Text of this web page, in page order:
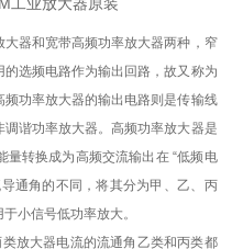
器和宽带高频功率放大器两种，窄
选频电路作为输出回路，故又称为
功率放大器的输出电路则是传输线
谐功率放大器。高频功率放大器是
转换成为高频交流输出在 “低频电
通角的不同，将其分为甲、乙、丙
小信号低功率放大。
放大器电流的流通角乙类和丙类都